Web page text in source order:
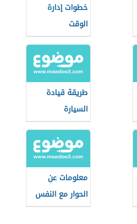
خطوات إدارة
الوقت
طريقة قيادة
السيارة
معلومات عن
الحوار مع النفس